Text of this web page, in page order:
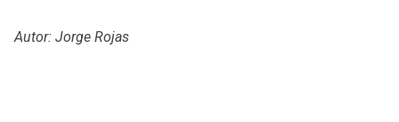
Autor: Jorge Rojas